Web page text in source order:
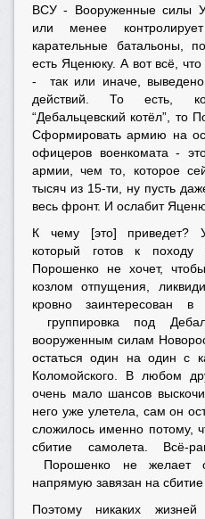
ВСУ - Вооруженные силы
или менее
карательные батальоны,
есть Яценюку. А вот всё,
- так или иначе,
действий. То есть,
“Дебальцевский котёл”, то
Сформировать армию на
офицеров военкомата -
армии, чем то, которое
тысяч из 15-ти, ну пусть
весь фронт. И ослабит
К чему [это] приведет?
который готов к
Порошенко не хочет,
козлом отпущения,
кровно заинтересован
группировка под
вооруженным силам
остаться один на один с
Коломойского. В любом
очень мало шансов
него уже улетела, сам он
сложилось именно потому,
сбитие самолета. Всё-
Порошенко не желает
напрямую завязан на сбитие
Поэтому никаких